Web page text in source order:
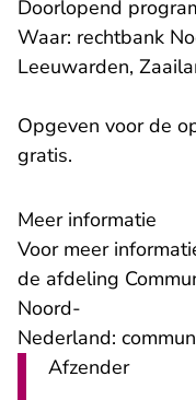
Doorlopend
Waar: rechtbank
Leeuwarden,
Opgeven voor de
gratis.
Meer informatie
Voor meer
de afdeling
Noord-
Nederland:
Afzender